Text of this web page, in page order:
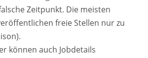
Zeitpunkt. Die meisten
freie Stellen nur zu
können auch Jobdetails